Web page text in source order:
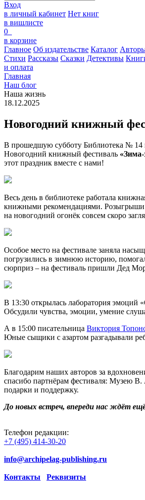
Вход
в личный кабинет Нет книг
в вишлисте
0
в корзине
Главное Об издательстве Каталог
Стихи Рассказы Сказки Детективы
и оплата
Главная
Наш блог
Наша жизнь
18.12.2025
Новогодний книжный
В прошедшую субботу Библиотека № 14
Новогодний книжный фестиваль
этот праздник вместе с нами!
Весь день в библиотеке работала
книжными рекомендациями. Розыгрыши
на новогодний огонёк совсем скоро
Особое место на фестивале заняла
погрузились в зимнюю историю,
сюрприз – на фестиваль пришли Дед
В 13:30 открылась лаборатория эмоций
Обсудили чувства, эмоции, умение
А в 15:00 писательница Виктория
Юные сыщики с азартом разгадывали
Благодарим наших авторов за
спасибо партнёрам фестиваля: Музею
подарки и поддержку.
До новых встреч, впереди нас ждёт
Телефон редакции:
+7 (495) 414-30-20
info@archipelag-publishing.ru
Контакты Реквизиты